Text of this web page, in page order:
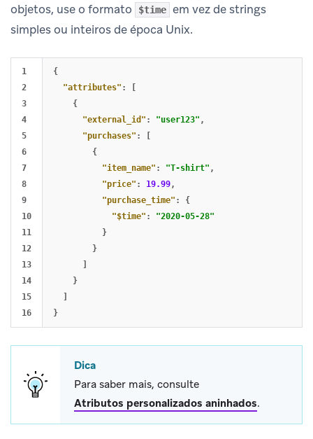
objetos, use o formato
$time em vez de strings
simples ou inteiros de época Unix.
1
2
3
4
5
6
7
8
9
10
11
12
13
14
15
{
"attributes" :
{
"external_id" : "user123" ,
"purchases" :
{
"item_name" : "T-shirt" ,
"price" : 19.99,
"purchase_time" :
{
"$time" :
"2020-05-28"
}
}
}
}
Dica
Para saber mais, consulte
Atributos personalizados aninhados.